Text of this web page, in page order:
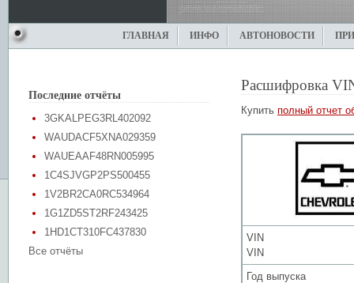
ГЛАВНАЯ ИНФО АВТОНОВОСТИ
Последние отчёты
3GKALPEG3RL402092
WAUDACF5XNA029359
WAUEAAF48RN005995
1C4SJVGP2PS500455
1V2BR2CA0RC534964
1G1ZD5ST2RF243425
1HD1CT310FC437830
Все отчёты
Расшифровка
Купить полный отчет
VIN
VIN
Год выпуска